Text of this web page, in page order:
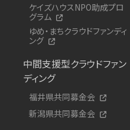
ケイズハウスNPO助成プロ
グラム
ゆめ・まちクラウドファンディ
ング
中間支援型クラウドファン
ディング
福井県共同募金会
新潟県共同募金会